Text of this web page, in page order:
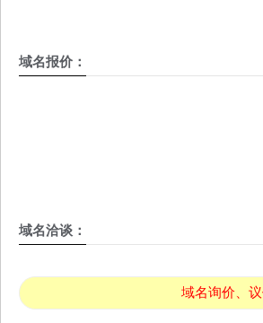
域名报价：
域名洽谈：
域名询价、